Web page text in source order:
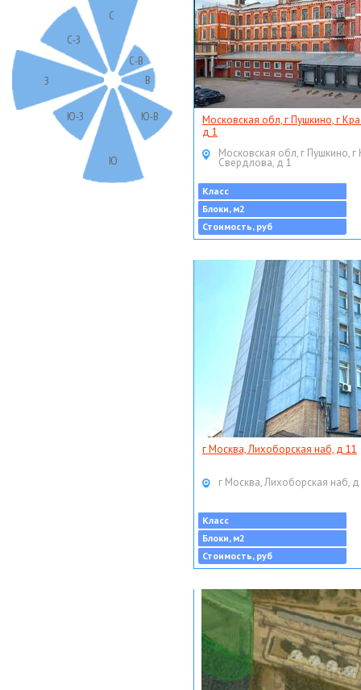
С
С-В
В
Ю-В
Ю
Ю-З
З
С-З
Московская обл, г Пушкино, г
д 1
Московская обл, г Пушкино, г
Свердлова, д 1
Класс
Блоки, м2
Стоимость, руб
г Москва, Лихоборская наб, д 11
г Москва, Лихоборская наб,
Класс
Блоки, м2
Стоимость, руб